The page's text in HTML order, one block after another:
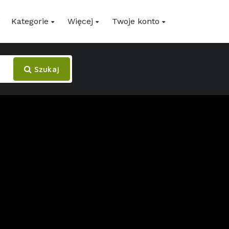
Kategorie Więcej Twoje konto
Szukaj